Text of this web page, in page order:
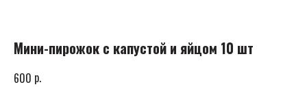
Мини-пирожок с капустой и яйцом 10 шт
600 р.